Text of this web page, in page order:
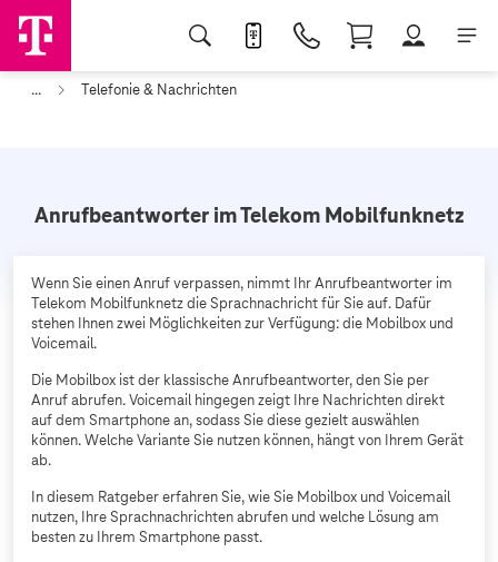
... Telefonie & Nachrichten
Anrufbeantworter im Telekom Mobilfunknetz
Wenn Sie einen Anruf verpassen, nimmt Ihr Anrufbeantworter im
Telekom Mobilfunknetz die Sprachnachricht für Sie auf. Dafür
stehen Ihnen zwei Möglichkeiten zur Verfügung: die Mobilbox und
Voicemail.
Die Mobilbox ist der klassische Anrufbeantworter, den Sie per
Anruf abrufen. Voicemail hingegen zeigt Ihre Nachrichten direkt
auf dem Smartphone an, sodass Sie diese gezielt auswählen
können. Welche Variante Sie nutzen können, hängt von Ihrem Gerät
ab.
In diesem Ratgeber erfahren Sie, wie Sie Mobilbox und Voicemail
nutzen, Ihre Sprachnachrichten abrufen und welche Lösung am
besten zu Ihrem Smartphone passt.